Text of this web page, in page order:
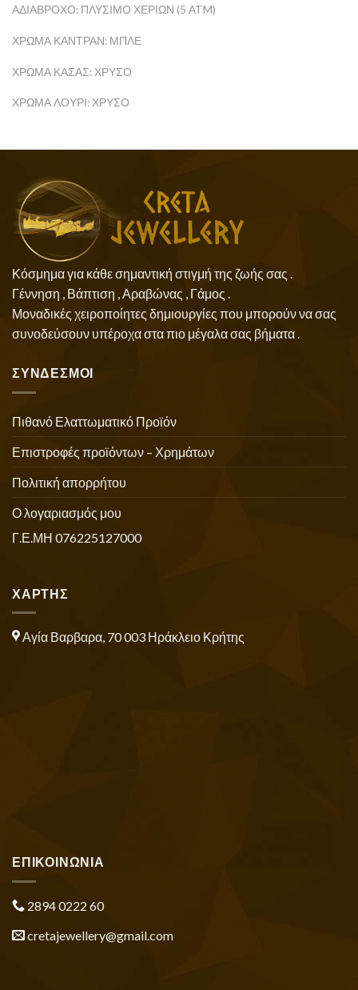
ΑΔΙΆΒΡΟΧΟ: ΠΛΎΣΙΜΟ ΧΕΡΙΏΝ (5 ATM)
ΧΡΏΜΑ ΚΑΝΤΡΆΝ: ΜΠΛΕ
ΧΡΏΜΑ ΚΆΣΑΣ: ΧΡΥΣΌ
ΧΡΏΜΑ ΛΟΥΡΊ: ΧΡΥΣΌ
Κόσμημα για κάθε σημαντική στιγμή της ζωής σας .
Γέννηση , Βάπτιση , Αραβώνας , Γάμος .
Μοναδικές χειροποίητες δημιουργίες που μπορούν να σας
συνοδεύσουν υπέροχα στα πιο μέγαλα σας βήματα .
ΣΥΝΔΕΣΜΟΙ
Πιθανό Ελαττωματικό Προϊόν
Επιστροφές προϊόντων – Χρημάτων
Πολιτική απορρήτου
Ο λογαριασμός μου
Γ.Ε.ΜΗ 076225127000
ΧΑΡΤΗΣ
Αγία Βαρβαρα, 70 003 Ηράκλειο Κρήτης
ΕΠΙΚΟΙΝΩΝΙΑ
2894 0222 60
cretajewellery@gmail.com